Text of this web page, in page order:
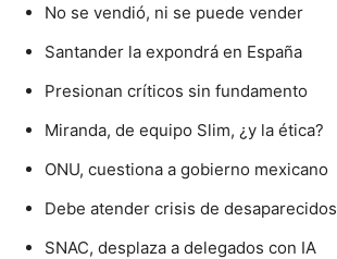
No se vendió, ni se puede vender
Santander la expondrá en España
Presionan críticos sin fundamento
Miranda, de equipo Slim, ¿y la ética?
ONU, cuestiona a gobierno mexicano
Debe atender crisis de desaparecidos
SNAC, desplaza a delegados con IA